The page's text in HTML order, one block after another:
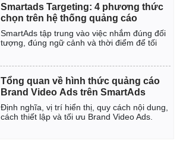
Smartads Targeting: 4 phương thức
chọn trên hệ thống quảng cáo
SmartAds tập trung vào việc nhắm đúng đối
tượng, đúng ngữ cảnh và thời điểm để tối
Tổng quan về hình thức quảng cáo
Brand Video Ads trên SmartAds
Định nghĩa, vị trí hiển thị, quy cách nội dung,
cách thiết lập và tối ưu Brand Video Ads.